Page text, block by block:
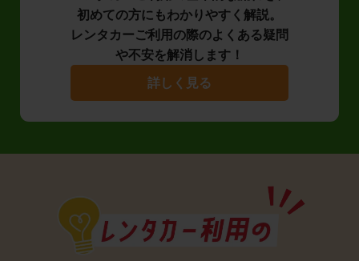
初めての方にもわかりやすく解説。
レンタカーご利用の際のよくある疑問
や不安を解消します！
詳しく見る